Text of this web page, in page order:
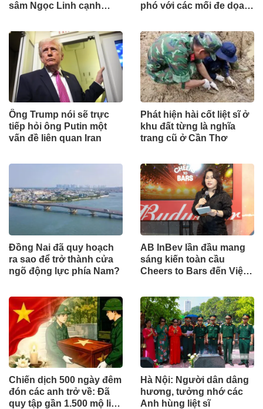
sâm Ngọc Linh cạnh
phó với các mối đe dọa
Ông Trump nói sẽ trực
tiếp hỏi ông Putin một
vấn đề liên quan Iran
Phát hiện hài cốt liệt sĩ ở
khu đất từng là nghĩa
trang cũ ở Cần Thơ
Đồng Nai đã quy hoạch
ra sao để trở thành cửa
ngõ động lực phía Nam?
AB InBev lần đầu mang
sáng kiến toàn cầu
Cheers to Bars đến Việt
Chiến dịch 500 ngày đêm
đón các anh trở về: Đã
quy tập gần 1.500 mộ liệt
Hà Nội: Người dân dâng
hương, tưởng nhớ các
Anh hùng liệt sĩ